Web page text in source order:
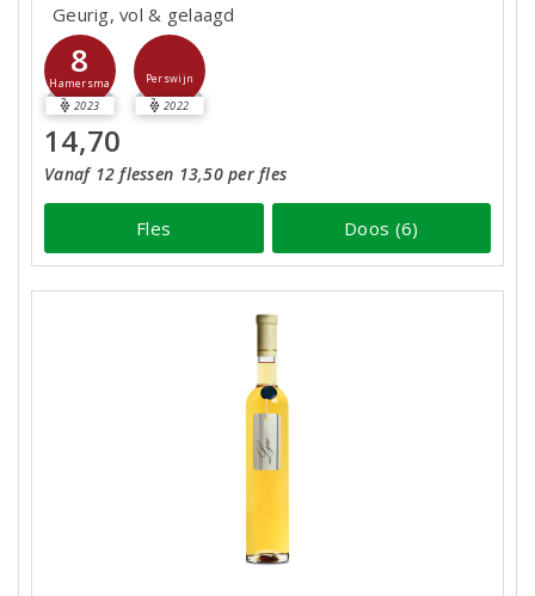
Geurig, vol & gelaagd
8
Hamersma
2023
Perswijn
2022
14,70
Vanaf 12 flessen 13,50 per fles
Fles Doos (6)